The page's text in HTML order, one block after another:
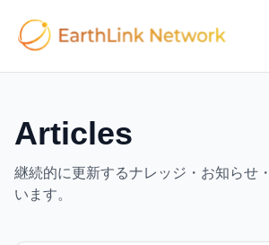
Articles
継続的に更新するナレッジ・お知らせ
います。